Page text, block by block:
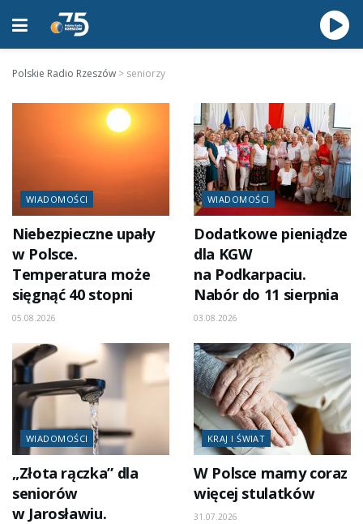
Polskie Radio Rzeszów > seniorzy
WIADOMOŚCI
Niebezpieczne upały
w Polsce.
Temperatura może
sięgnąć 40 stopni
05.08.2026
WIADOMOŚCI
Dodatkowe pieniądze
dla KGW
na Podkarpaciu.
Nabór do 11 sierpnia
03.08.2026
WIADOMOŚCI
„Złota rączka” dla
seniorów
w Jarosławiu.
KRAJ I ŚWIAT
W Polsce mamy coraz
więcej stulatków
31.07.2026